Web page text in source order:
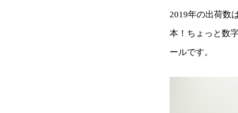
2019年の出荷数
本！ちょっと数
ールです。